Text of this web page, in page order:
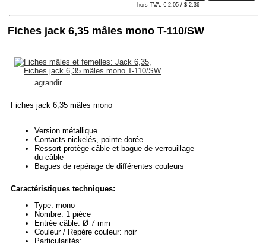
hors TVA: € 2.05 / $ 2.36
Fiches jack 6,35 mâles mono T-110/SW
agrandir
Fiches jack 6,35 mâles mono
Version métallique
Contacts nickelés, pointe dorée
Ressort protège-câble et bague de verrouillage
du câble
Bagues de repérage de différentes couleurs
Caractéristiques techniques:
Type: mono
Nombre: 1 pièce
Entrée câble: Ø 7 mm
Couleur / Repère couleur: noir
Particularités: